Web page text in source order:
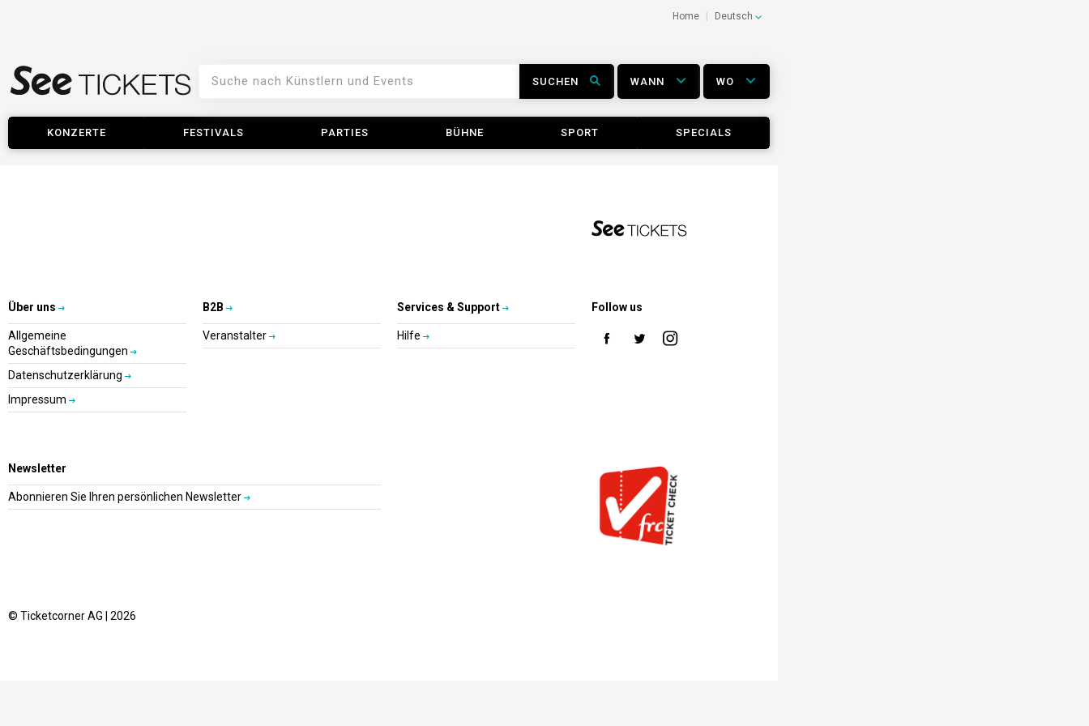
Home Deutsch
SUCHEN WANN WO
KONZERTE FESTIVALS PARTIES BÜHNE SPORT SPECIALS
Über uns
Allgemeine
Geschäftsbedingungen
Datenschutzerklärung
Impressum
B2B
Veranstalter
Services & Support
Hilfe
Follow us
Newsletter
Abonnieren Sie Ihren persönlichen Newsletter
© Ticketcorner AG | 2026